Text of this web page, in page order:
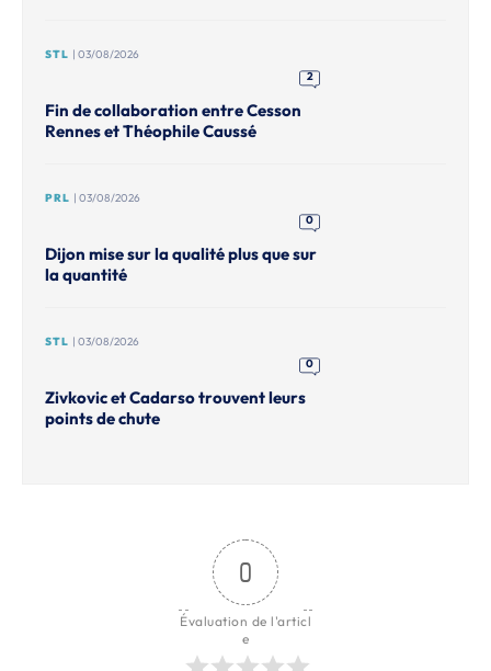
STL | 03/08/2026
2
Fin de collaboration entre Cesson
Rennes et Théophile Caussé
PRL | 03/08/2026
0
Dijon mise sur la qualité plus que sur
la quantité
STL | 03/08/2026
0
Zivkovic et Cadarso trouvent leurs
points de chute
0
Évaluation de l'articl
e